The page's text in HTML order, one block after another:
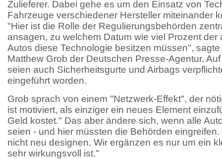
Zulieferer. Dabei gehe es um den Einsatz von
Fahrzeuge verschiedener Hersteller miteinander
"Hier ist die Rolle der Regulierungsbehörden
ansagen, zu welchem Datum wie viel Prozent der
Autos diese Technologie besitzen müssen",
Matthew Grob der Deutschen Presse-Agentur.
seien auch Sicherheitsgurte und Airbags
eingeführt worden.
Grob sprach von einem "Netzwerk-Effekt", der
ist motiviert, als einziger ein neues Element
Geld kostet." Das aber ändere sich, wenn alle
seien - und hier müssten die Behörden
nicht neu designen. Wir ergänzen es nur um ein
sehr wirkungsvoll ist."